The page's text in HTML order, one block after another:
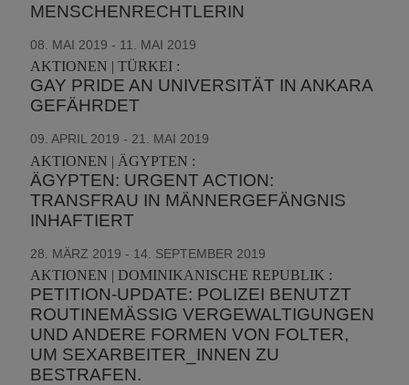
MENSCHENRECHTLERIN
08. MAI 2019 - 11. MAI 2019
AKTIONEN | TÜRKEI :
GAY PRIDE AN UNIVERSITÄT IN ANKARA
GEFÄHRDET
09. APRIL 2019 - 21. MAI 2019
AKTIONEN | ÄGYPTEN :
ÄGYPTEN: URGENT ACTION:
TRANSFRAU IN MÄNNERGEFÄNGNIS
INHAFTIERT
28. MÄRZ 2019 - 14. SEPTEMBER 2019
AKTIONEN | DOMINIKANISCHE REPUBLIK :
PETITION-UPDATE: POLIZEI BENUTZT
ROUTINEMÄSSIG VERGEWALTIGUNGEN U
ND ANDERE FORMEN VON FOLTER, U
M SEXARBEITER_INNEN ZU B
ESTRAFEN.